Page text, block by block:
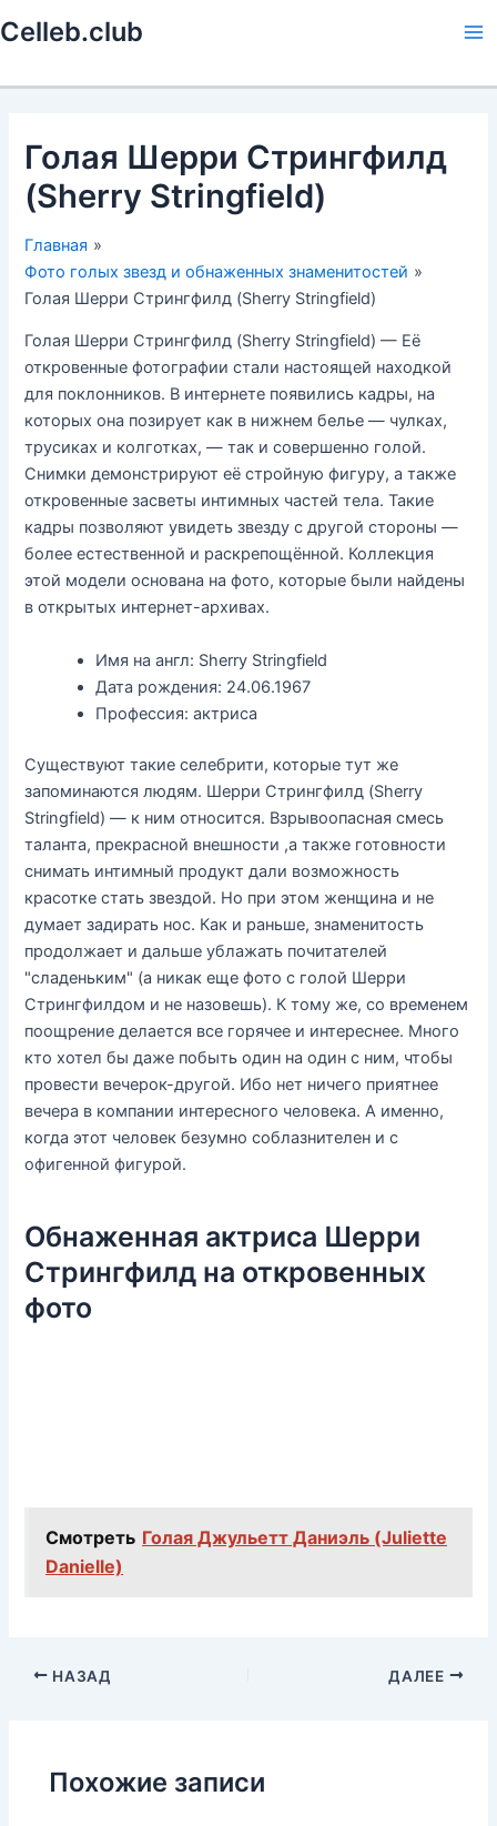
кCelleb.club
Голая Шерри Стрингфилд
(Sherry Stringfield)
Главная
Фото голых звезд и обнаженных знаменитостей
Голая Шерри Стрингфилд (Sherry Stringfield)
Голая Шерри Стрингфилд (Sherry Stringfield) — Её
откровенные фотографии стали настоящей находкой
для поклонников. В интернете появились кадры, на
которых она позирует как в нижнем белье — чулках,
трусиках и колготках, — так и совершенно голой.
Снимки демонстрируют её стройную фигуру, а также
откровенные засветы интимных частей тела. Такие
кадры позволяют увидеть звезду с другой стороны —
более естественной и раскрепощённой. Коллекция
этой модели основана на фото, которые были найдены
в открытых интернет-архивах.
Имя на англ: Sherry Stringfield
Дата рождения: 24.06.1967
Профессия: актриса
Существуют такие селебрити, которые тут же
запоминаются людям. Шерри Стрингфилд (Sherry
Stringfield) — к ним относится. Взрывоопасная смесь
таланта, прекрасной внешности ,а также готовности
снимать интимный продукт дали возможность
красотке стать звездой. Но при этом женщина и не
думает задирать нос. Как и раньше, знаменитость
продолжает и дальше ублажать почитателей
"сладеньким" (а никак еще фото с голой Шерри
Стрингфилдом и не назовешь). К тому же, со временем
поощрение делается все горячее и интереснее. Много
кто хотел бы даже побыть один на один с ним, чтобы
провести вечерок-другой. Ибо нет ничего приятнее
вечера в компании интересного человека. А именно,
когда этот человек безумно соблазнителен и с
офигенной фигурой.
Обнаженная актриса Шерри
Стрингфилд на откровенных
фото
Смотреть Голая Джульетт Даниэль (Juliette
Danielle)
НАЗАД ДАЛЕЕ
Похожие записи